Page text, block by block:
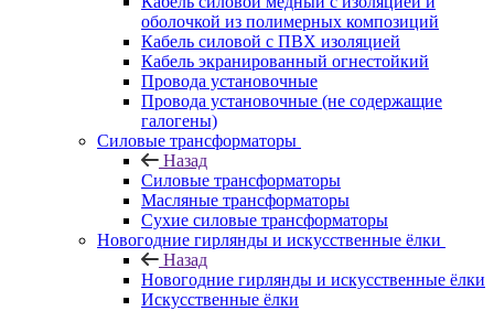
оболочкой из полимерных композиций
Кабель силовой с ПВХ изоляцией
Кабель экранированный огнестойкий
Провода установочные
Провода установочные (не содержащие
галогены)
Силовые трансформаторы
Назад
Силовые трансформаторы
Масляные трансформаторы
Сухие силовые трансформаторы
Новогодние гирлянды и искусственные ёлки
Назад
Новогодние гирлянды и искусственные ёлки
Искусственные ёлки